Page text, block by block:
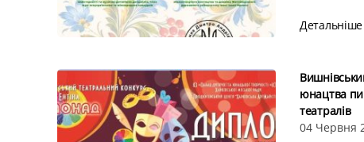
Детальніше
юнацтва
театралів
04 Червня